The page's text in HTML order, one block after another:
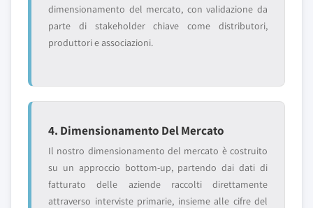
dimensionamento del mercato, con validazione da
parte di stakeholder chiave come distributori,
produttori e associazioni.
4. Dimensionamento Del Mercato
Il nostro dimensionamento del mercato è costruito
su un approccio bottom-up, partendo dai dati di
fatturato delle aziende raccolti direttamente
attraverso interviste primarie, insieme alle cifre del